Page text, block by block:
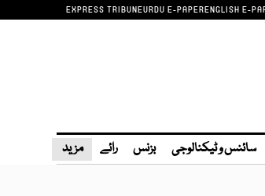
EXPRESS TRIBUNEURDU E-PAPERENGLISH E-
سائنس و ٹیکنالوجی بزنس رائے مزید